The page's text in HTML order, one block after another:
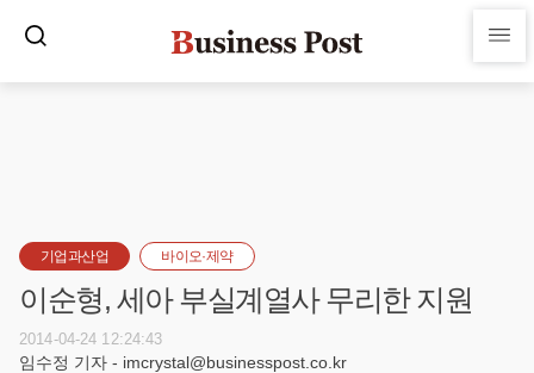
기업과산업 바이오·제약
이순형, 세아 부실계열사 무리한 지원
2014-04-24 12:24:43
임수정 기자 - imcrystal@businesspost.co.kr